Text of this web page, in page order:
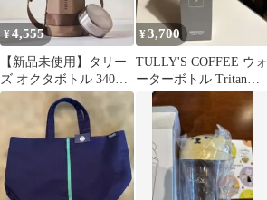
¥4,555
【新品未使用】タリー
ズ オクタボトル 340ml
オンラインストア限定
¥3,700
TULLY'S COFFEE ウォ
ーターボトル Tritanク
リアグレー